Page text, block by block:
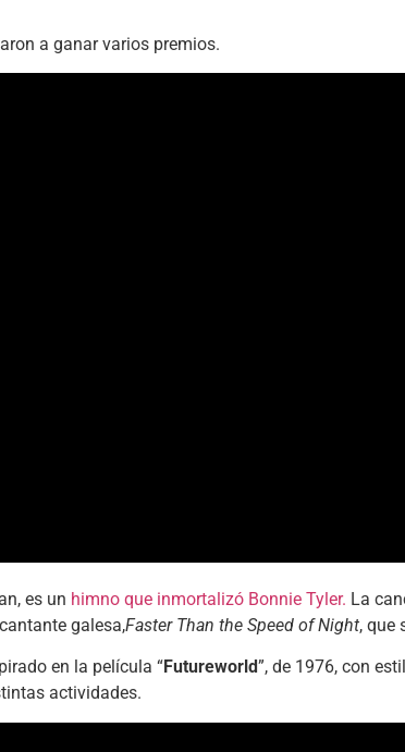
a ganar varios premios.
es un himno que inmortalizó Bonnie Tyler. La
galesa,Faster Than the Speed of Night, que
en la película “Futureworld”, de 1976, con
actividades.